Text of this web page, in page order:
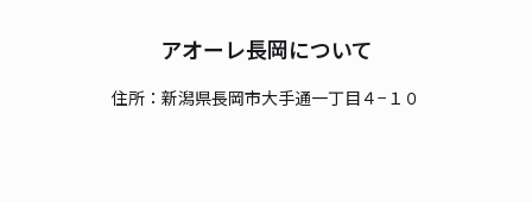
アオーレ長岡について
住所：新潟県長岡市大手通一丁目４−１０